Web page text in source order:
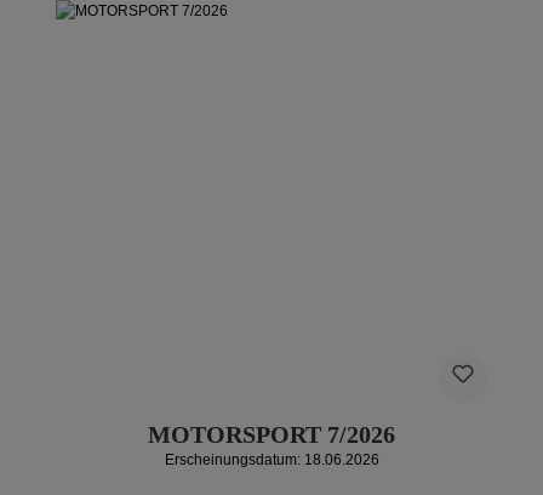
MOTORSPORT 7/2026
Erscheinungsdatum: 18.06.2026